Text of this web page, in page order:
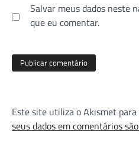
Salvar meus dados neste
que eu comentar.
Este site utiliza o Akismet
seus dados em comentários